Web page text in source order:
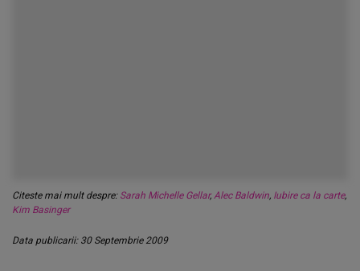
Citeste mai mult despre: Sarah Michelle Gellar, Alec Baldwin, Iubire ca la carte,
Kim Basinger
Data publicarii: 30 Septembrie 2009